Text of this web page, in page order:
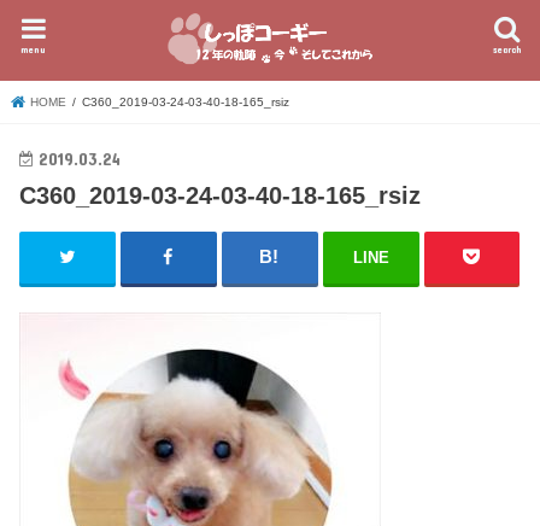
search
menu
HOME C360_2019-03-24-03-40-18-165_rsiz
2019.03.24
C360_2019-03-24-03-40-18-165_rsiz
LINE